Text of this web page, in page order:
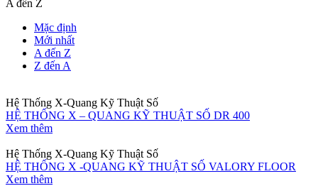
A đến Z
Mặc định
Mới nhất
A đến Z
Z đến A
Hệ Thống X-Quang Kỹ Thuật Số
HỆ THỐNG X – QUANG KỸ THUẬT SỐ DR 400
Xem thêm
Hệ Thống X-Quang Kỹ Thuật Số
HỆ THỐNG X -QUANG KỸ THUẬT SỐ VALORY FLOOR
Xem thêm